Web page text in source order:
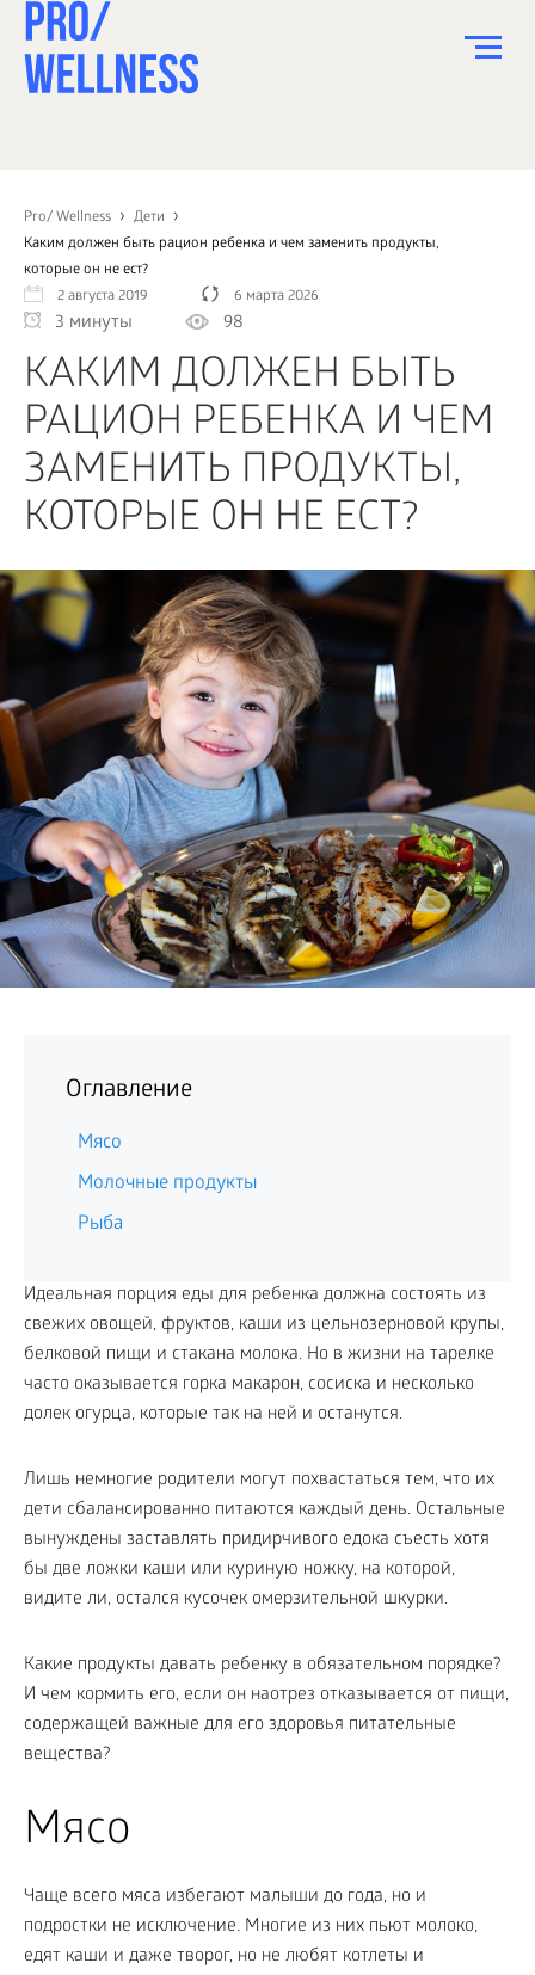
Pro/ Wellness
Дети
Каким должен быть рацион ребенка и чем заменить продукты,
которые он не ест?
2 августа 2019
6 марта 2026
3 минуты 98
КАКИМ ДОЛЖЕН БЫТЬ
РАЦИОН РЕБЕНКА И ЧЕМ
ЗАМЕНИТЬ ПРОДУКТЫ,
КОТОРЫЕ ОН НЕ ЕСТ?
Оглавление
Мясо
Молочные продукты
Рыба
Идеальная порция еды для ребенка должна состоять из
свежих овощей, фруктов, каши из цельнозерновой крупы,
белковой пищи и стакана молока. Но в жизни на тарелке
часто оказывается горка макарон, сосиска и несколько
долек огурца, которые так на ней и останутся.
Лишь немногие родители могут похвастаться тем, что их
дети сбалансированно питаются каждый день. Остальные
вынуждены заставлять придирчивого едока съесть хотя
бы две ложки каши или куриную ножку, на которой,
видите ли, остался кусочек омерзительной шкурки.
Какие продукты давать ребенку в обязательном порядке?
И чем кормить его, если он наотрез отказывается от пищи,
содержащей важные для его здоровья питательные
вещества?
Мясо
Чаще всего мяса избегают малыши до года, но и
подростки не исключение. Многие из них пьют молоко,
едят каши и даже творог, но не любят котлеты и
СПОРТ
ЗДОРОВЬЕ
КРАСОТА
ПСИХОЛОГИЯ
ДЕТИ
ДОМ
БИЗНЕС